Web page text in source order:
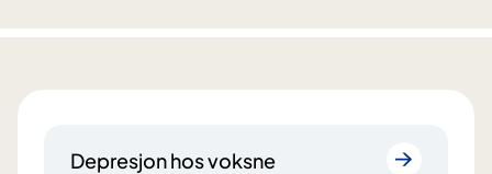
Depresjon hos voksne